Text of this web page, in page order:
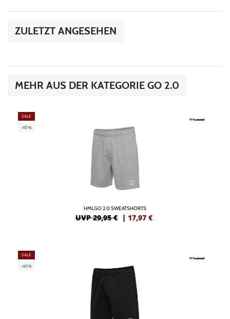
ZULETZT ANGESEHEN
MEHR AUS DER KATEGORIE GO 2.0
SALE
-40%
HMLGO 2.0 SWEATSHORTS
UVP 29,95 € | 17,97 €
SALE
-40%